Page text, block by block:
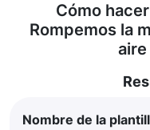
Cómo
Rompemos la
Nombre de la